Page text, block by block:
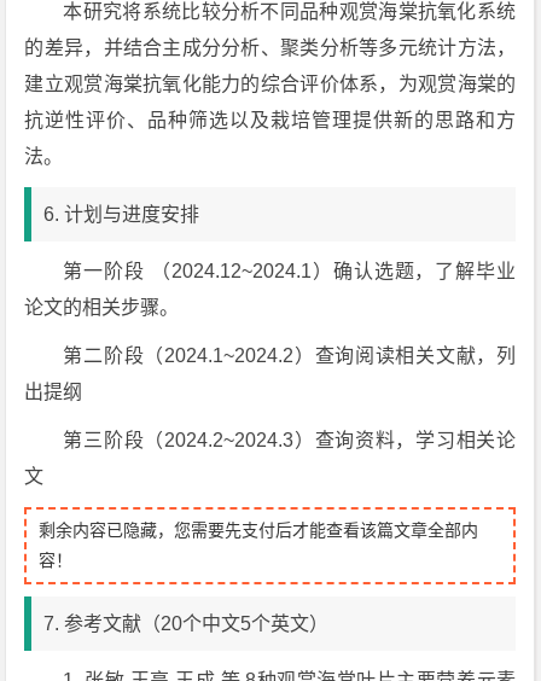
本研究将系统比较分析不同品种观赏海棠抗氧化系统
的差异，并结合主成分分析、聚类分析等多元统计方法，
建立观赏海棠抗氧化能力的综合评价体系，为观赏海棠的
抗逆性评价、品种筛选以及栽培管理提供新的思路和方
法。
6. 计划与进度安排
第一阶段 （2024.12~2024.1）确认选题，了解毕业
论文的相关步骤。
第二阶段（2024.1~2024.2）查询阅读相关文献，列
出提纲
第三阶段（2024.2~2024.3）查询资料，学习相关论
文
剩余内容已隐藏，您需要先支付后才能查看该篇文章全部内
容！
7. 参考文献（20个中文5个英文）